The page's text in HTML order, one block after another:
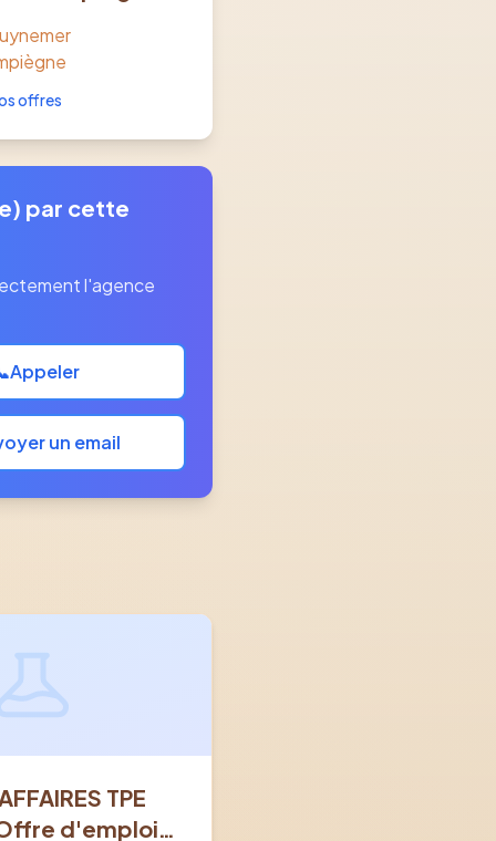
offres
par cette
l'agence
Appeler
un email
TPE
d'emploi